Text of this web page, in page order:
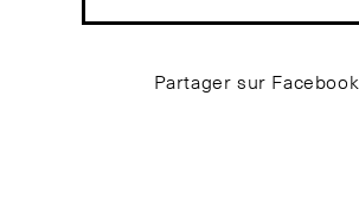
Partager sur Facebook